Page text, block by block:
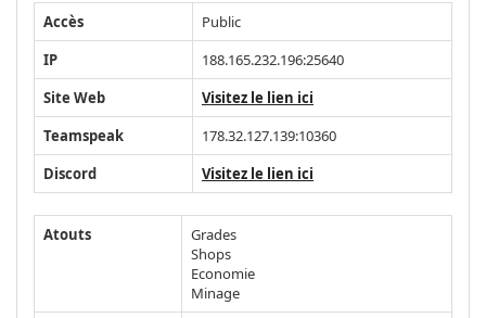
Accès
Public
IP
188.165.232.196:25640
Site Web
Visitez le lien ici
Teamspeak
178.32.127.139:10360
Discord
Visitez le lien ici
Atouts
Grades
Shops
Economie
Minage